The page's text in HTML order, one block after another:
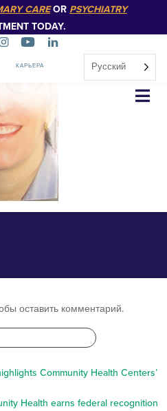
CAREOR PSYCHIATRY
TODAY.
КАРЬЕРА Русский
and her
in the early
оставить комментарий.
Community Health Centers’
Health earns federal recognition